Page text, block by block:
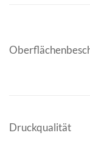
Druckqualität